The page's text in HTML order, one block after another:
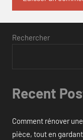
Rechercher
Recent
Comment rénover
pièce, tout en